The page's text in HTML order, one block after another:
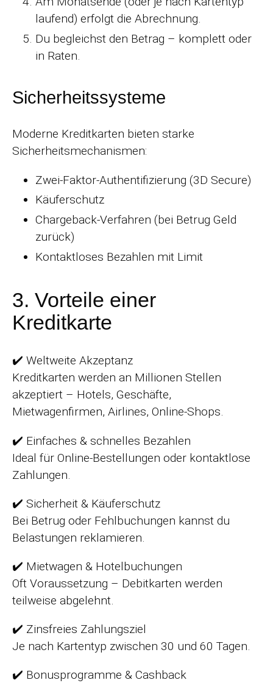
laufend) erfolgt die Abrechnung.
Du begleichst den Betrag – komplett oder
in Raten.
Sicherheitssysteme
Moderne Kreditkarten bieten starke
Sicherheitsmechanismen:
Zwei-Faktor-Authentifizierung (3D Secure)
Käuferschutz
Chargeback-Verfahren (bei Betrug Geld
zurück)
Kontaktloses Bezahlen mit Limit
3. Vorteile einer
Kreditkarte
✔️ Weltweite Akzeptanz
Kreditkarten werden an Millionen Stellen
akzeptiert – Hotels, Geschäfte,
Mietwagenfirmen, Airlines, Online-Shops.
✔️ Einfaches & schnelles Bezahlen
Ideal für Online-Bestellungen oder kontaktlose
Zahlungen.
✔️ Sicherheit & Käuferschutz
Bei Betrug oder Fehlbuchungen kannst du
Belastungen reklamieren.
✔️ Mietwagen & Hotelbuchungen
Oft Voraussetzung – Debitkarten werden
teilweise abgelehnt.
✔️ Zinsfreies Zahlungsziel
Je nach Kartentyp zwischen 30 und 60 Tagen.
✔️ Bonusprogramme & Cashback